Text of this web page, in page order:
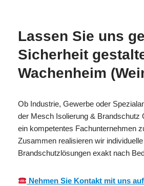
Lassen Sie uns
Sicherheit
Wachenheim
Ob Industrie, Gewerbe oder
der Mesch Isolierung & Brandschutz
ein kompetentes Fachunternehmen
Zusammen realisieren wir individuelle
Brandschutzlösungen exakt nach
Nehmen Sie Kontakt mit uns